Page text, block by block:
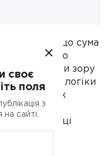
якщо сума
чи варто
Але з точки зору
правової логіки
зараз, ніж
грошей
у суперечці
своє
поля
з
на сайті.